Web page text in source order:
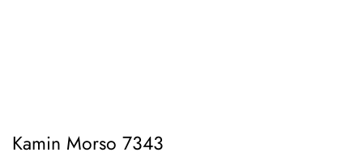
Kamin Morso 7343